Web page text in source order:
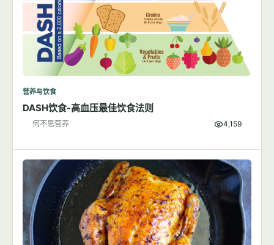
营养与饮食
DASH饮食-高血压最佳饮食法则
何不思营养 4,159